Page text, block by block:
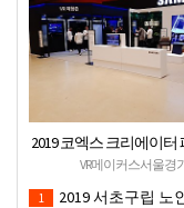
2019 코엑스 크리에이터
VR체험 부스 (인기 VR 체
탈대여 행사
VR메이커스서울경
1 2019 서초구립 노